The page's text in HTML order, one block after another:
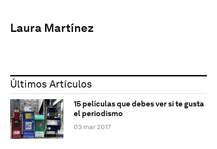
Laura Martínez
Últimos Artículos
15 películas que debes ver si te gusta
el periodismo
03 mar 2017